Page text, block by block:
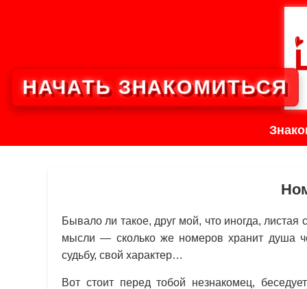
Бывало ли такое, друг мой, что иногда,
мысли — сколько же номеров хранит душа
судьбу, свой характер…
Вот стоит перед тобой незнакомец,
НАЧАТЬ ЗНАКОМИТЬСЯ